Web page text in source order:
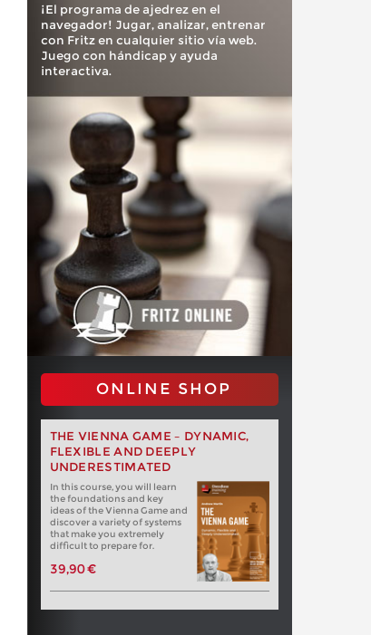
¡El programa de ajedrez en el
navegador! Jugar, analizar, entrenar
con Fritz en cualquier sitio vía web.
Juego con hándicap y ayuda
interactiva.
ONLINE SHOP
THE VIENNA GAME – DYNAMIC,
FLEXIBLE AND DEEPLY
UNDERESTIMATED
In this course, you will learn
the foundations and key
ideas of the Vienna Game and
discover a variety of systems
that make you extremely
difficult to prepare for.
39,90 €